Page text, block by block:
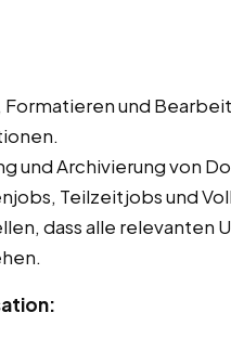
Formatieren und
und Archivierung von
Teilzeitjobs und
dass alle relevanten